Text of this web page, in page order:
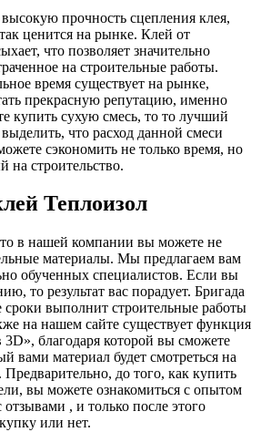
прочность сцепления клея,
ценится на рынке. Клей от
что позволяет значительно
на строительные работы.
время существует на рынке,
прекрасную репутацию, именно
купить сухую смесь, то то лучший
что расход данной смеси
сэкономить не только время, но
на строительство.
Теплоизол
в нашей компании вы можете не
материалы. Мы предлагаем вам
обученных специалистов. Если вы
то результат вас порадует. Бригада
сроки выполнит строительные работы
на нашем сайте существует функция
благодаря которой вы сможете
вами материал будет смотреться на
до того, как купить
вы можете ознакомиться с опытом
отзывами , и только после этого
или нет.